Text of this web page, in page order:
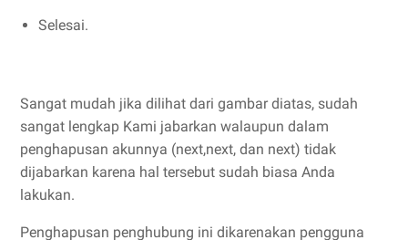
Selesai.
Sangat mudah jika dilihat dari gambar diatas, sudah
sangat lengkap Kami jabarkan walaupun dalam
penghapusan akunnya (next,next, dan next) tidak
dijabarkan karena hal tersebut sudah biasa Anda
lakukan.
Penghapusan penghubung ini dikarenakan pengguna